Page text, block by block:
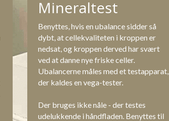
Mineraltest
Benyttes, hvis en ubalance sidder så
dybt, at cellekvaliteten i kroppen er
nedsat, og kroppen derved har svært
ved at danne nye friske celler.
Ubalancerne måles med et testapparat,
der kaldes en vega-tester.
Der bruges ikke nåle - der testes
udelukkende i håndfladen. Benyttes til